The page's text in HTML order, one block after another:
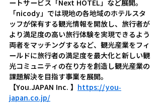
ートサービス「Next HOTEL」など展開。
「nicody」では現地の各地域のホテルスタ
ッフが保有する観光情報を開放し、旅行者が
より満足度の高い旅行体験を実現できるよう
両者をマッチングするなど、観光産業をフィ
ールドに旅行者の満足度を最大化と新しい観
光コミュニティの在り方を創造し観光産業の
課題解決を目指す事業を展開。
【You.JAPAN Inc. 】 https://you-
japan.co.jp/